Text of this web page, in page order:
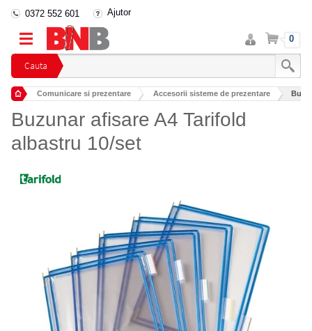
Cauta
0372 552 601 Ajutor
Intra
in
cont
Cos 0
Comunicare si prezentare Accesorii sisteme de prezentare
Buzunar afisare A4 Tarifold
albastru 10/set